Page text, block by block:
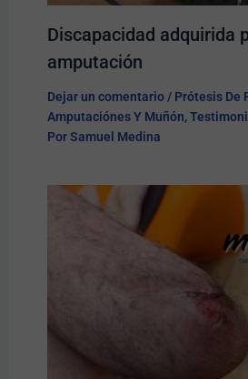
Discapacidad adquirida
amputación
Dejar un comentario / Prótesis De
Amputaciónes Y Muñón,
PorSamuel Medina